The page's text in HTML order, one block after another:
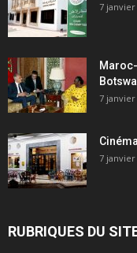
7 janvier
7 janvier
7 janvier
RUBRIQUES DU